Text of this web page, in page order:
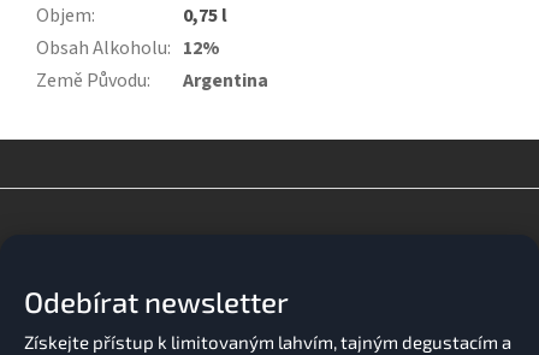
Objem:
0,75 l
Obsah Alkoholu: 12%
Země Původu: Argentina
Odebírat newsletter